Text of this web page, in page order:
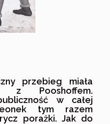
przebieg miała
z Pooshoffem.
w całej
tym razem
porażki. Jak do